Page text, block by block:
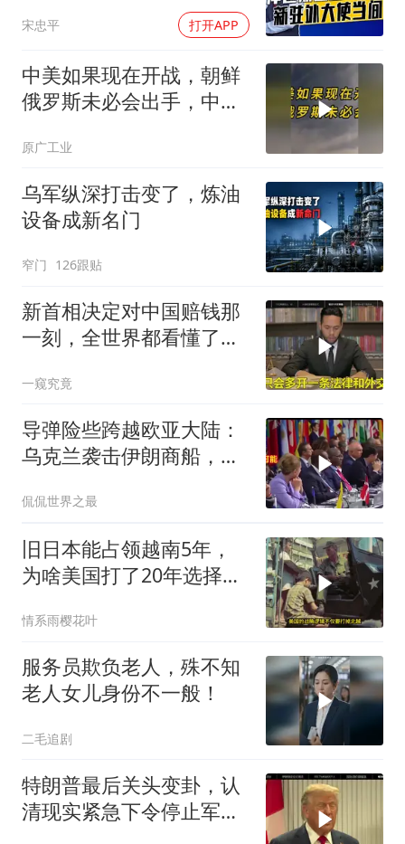
宋忠平 打开APP
中美如果现在开战，朝鲜
俄罗斯未必会出手，中国
原广工业
乌军纵深打击变了，炼油
设备成新名门
窄门 126跟贴
新首相决定对中国赔钱那
一刻，全世界都看懂了：
一窥究竟
导弹险些跨越欧亚大陆：
乌克兰袭击伊朗商船，差
雷”
侃侃世界之最
旧日本能占领越南5年，
为啥美国打了20年选择撤
情系雨樱花叶
服务员欺负老人，殊不知
老人女儿身份不一般！
二毛追剧
特朗普最后关头变卦，认
清现实紧急下令停止军事